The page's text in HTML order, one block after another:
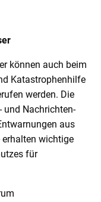
können auch beim
Katastrophenhilfe
werden. Die
Nachrichten-
aus
wichtige
für